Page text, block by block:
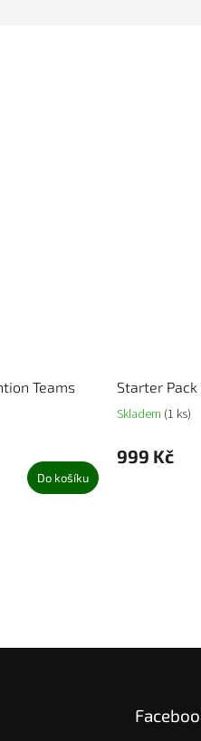
Teams
Do košíku
Starter Pack
Skladem (1 ks)
999 Kč